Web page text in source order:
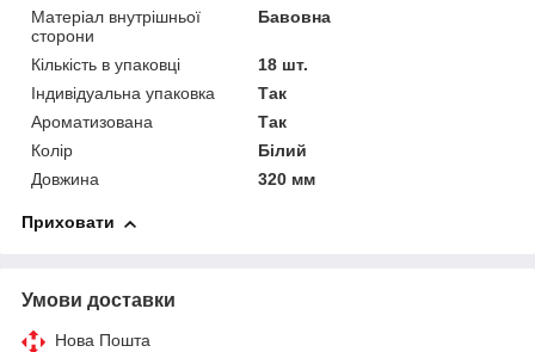
Матеріал внутрішньої
сторони
Бавовна
Кількість в упаковці
18 шт.
Індивідуальна упаковка
Так
Ароматизована
Так
Колір
Білий
Довжина
320 мм
Приховати
Умови доставки
Нова Пошта